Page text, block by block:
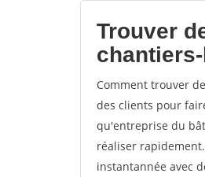
Trouver
Comment trouver
des clients pour
qu'entreprise du
réaliser
instantannée avec